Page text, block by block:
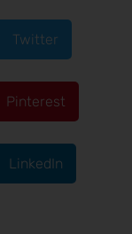
Twitter
Pinterest
LinkedIn